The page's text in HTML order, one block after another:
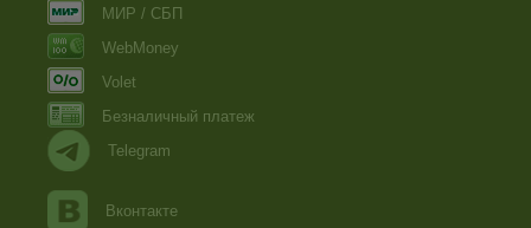
МИР / СБП
WebMoney
Volet
Безналичный платеж
Telegram
Вконтакте